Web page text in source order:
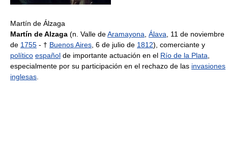
Martín de Álzaga
Martín de Alzaga (n. Valle deAramayona Álava , 11 de noviembre
de 1755 - † Buenos Aires , 6 de julio de 1812), comerciante y
político español de importante actuación en el Río de la Plata
especialmente por su participación en el rechazo de las invasiones
inglesas